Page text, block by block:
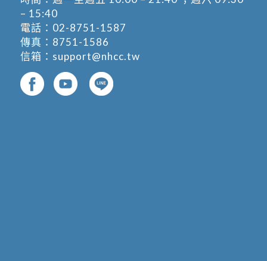
– 15:40
電話： 02-8751-1587
傳真：8751-1586
信箱： support@nhcc.tw